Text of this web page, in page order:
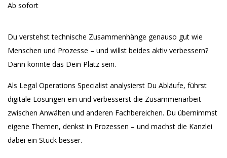
Ab sofort
Du verstehst technische Zusammenhänge genauso gut wie
Menschen und Prozesse – und willst beides aktiv verbessern?
Dann könnte das Dein Platz sein.
Als Legal Operations Specialist analysierst Du Abläufe, führst
digitale Lösungen ein und verbesserst die Zusammenarbeit
zwischen Anwälten und anderen Fachbereichen. Du übernimmst
eigene Themen, denkst in Prozessen – und machst die Kanzlei
dabei ein Stück besser.